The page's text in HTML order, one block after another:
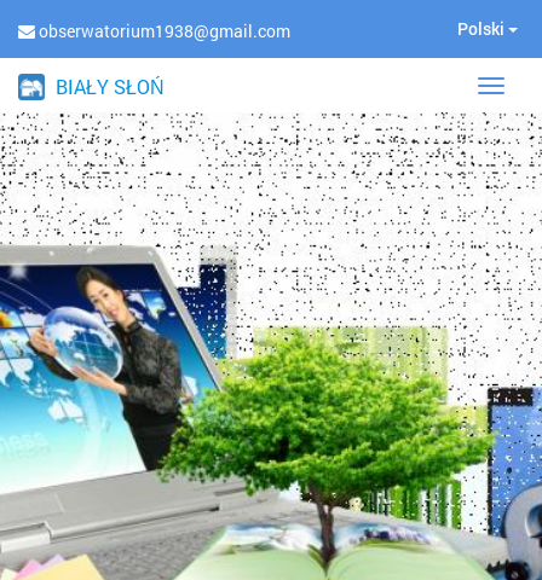
obserwatorium1938@gmail.com Polski
BIAŁY SŁOŃ